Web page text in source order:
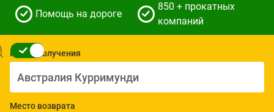
Помощь на дороге
850 + прокатных
компаний
Место получения
Место возврата